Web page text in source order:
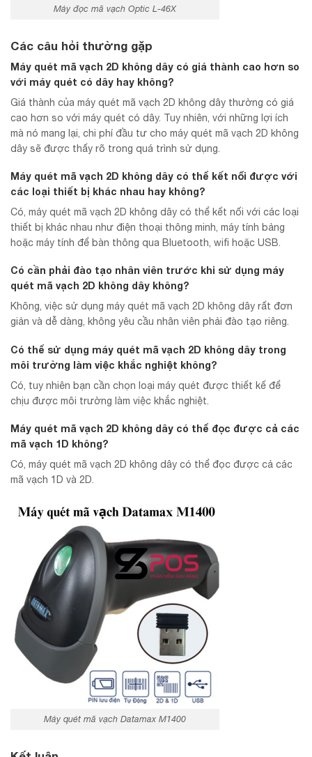
Máy đọc mã vạch Optic L-46X
Các câu hỏi thường gặp
Máy quét mã vạch 2D không dây có giá thành cao hơn so
với máy quét có dây hay không?
Giá thành của máy quét mã vạch 2D không dây thường có giá
cao hơn so với máy quét có dây. Tuy nhiên, với những lợi ích
mà nó mang lại, chi phí đầu tư cho máy quét mã vạch 2D không
dây sẽ được thấy rõ trong quá trình sử dụng.
Máy quét mã vạch 2D không dây có thể kết nối được với
các loại thiết bị khác nhau hay không?
Có, máy quét mã vạch 2D không dây có thể kết nối với các loại
thiết bị khác nhau như điện thoại thông minh, máy tính bảng
hoặc máy tính để bàn thông qua Bluetooth, wifi hoặc USB.
Có cần phải đào tạo nhân viên trước khi sử dụng máy
quét mã vạch 2D không dây không?
Không, việc sử dụng máy quét mã vạch 2D không dây rất đơn
giản và dễ dàng, không yêu cầu nhân viên phải đào tạo riêng.
Có thể sử dụng máy quét mã vạch 2D không dây trong
môi trường làm việc khắc nghiệt không?
Có, tuy nhiên bạn cần chọn loại máy quét được thiết kế để
chịu được môi trường làm việc khắc nghiệt.
Máy quét mã vạch 2D không dây có thể đọc được cả các
mã vạch 1D không?
Có, máy quét mã vạch 2D không dây có thể đọc được cả các
mã vạch 1D và 2D.
Máy quét mã vạch Datamax M1400